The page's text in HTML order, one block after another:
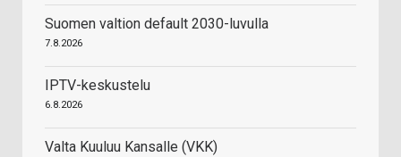
Suomen valtion default 2030-luvulla
7.8.2026
IPTV-keskustelu
6.8.2026
Valta Kuuluu Kansalle (VKK)